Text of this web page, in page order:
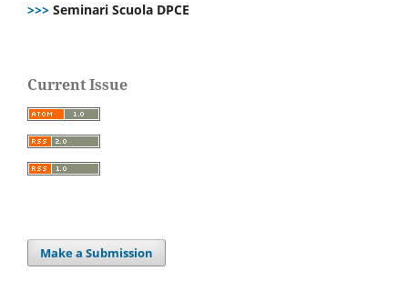
>>> Seminari Scuola DPCE
Current Issue
Make a Submission